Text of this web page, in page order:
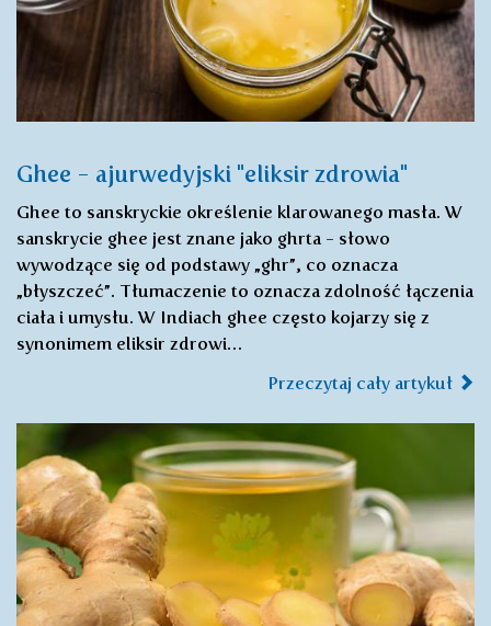
Ghee - ajurwedyjski "eliksir zdrowia"
Ghee to sanskryckie określenie klarowanego masła. W
sanskrycie ghee jest znane jako ghrta - słowo
wywodzące się od podstawy „ghr”, co oznacza
„błyszczeć”. Tłumaczenie to oznacza zdolność łączenia
ciała i umysłu. W Indiach ghee często kojarzy się z
synonimem eliksir zdrowi…
Przeczytaj cały artykuł